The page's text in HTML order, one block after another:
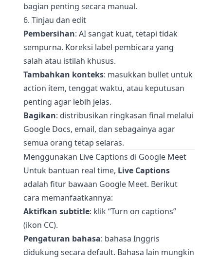
bagian penting secara manual.
6. Tinjau dan edit
Pembersihan: AI sangat kuat, tetapi tidak
sempurna. Koreksi label pembicara yang
salah atau istilah khusus.
Tambahkan konteks: masukkan bullet untuk
action item, tenggat waktu, atau keputusan
penting agar lebih jelas.
Bagikan: distribusikan ringkasan final melalui
Google Docs, email, dan sebagainya agar
semua orang tetap selaras.
Menggunakan Live Captions di Google Meet
Untuk bantuan real time, Live Captions
adalah fitur bawaan Google Meet. Berikut
cara memanfaatkannya:
Aktifkan subtitle: klik “Turn on captions”
(ikon CC).
Pengaturan bahasa: bahasa Inggris
didukung secara default. Bahasa lain mungkin